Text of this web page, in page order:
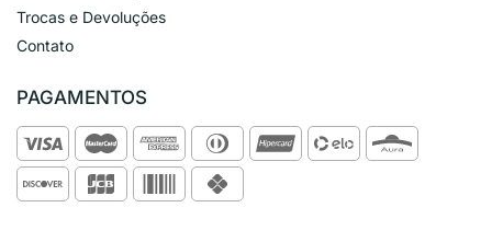
Trocas e Devoluções
Contato
PAGAMENTOS